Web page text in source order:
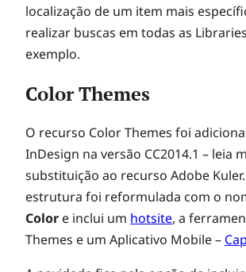
localização de um item mais
realizar buscas em todas as
exemplo.
Color Themes
O recurso Color Themes foi
InDesign na versão CC2014.1 – leia
substituição ao recurso Adobe
estrutura foi reformulada com o
Color e inclui um hotsite, a
Themes e um Aplicativo Mobile –